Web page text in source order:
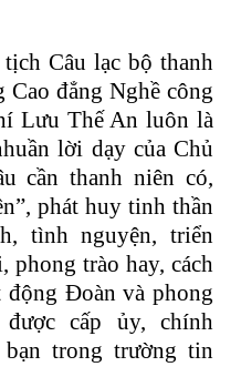
Câu lạc bộ thanh
đẳng Nghề công
Lưu Thế An luôn là
lời dạy của Chủ
cần thanh niên có,
phát huy tinh thần
tình nguyện, triển
trào hay, cách
động Đoàn và phong
cấp ủy, chính
trong trường tin